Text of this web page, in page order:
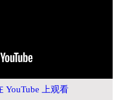
YouTube 上观看